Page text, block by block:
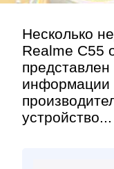
Несколько
Realme C55
информации
устройство...
Контакт»